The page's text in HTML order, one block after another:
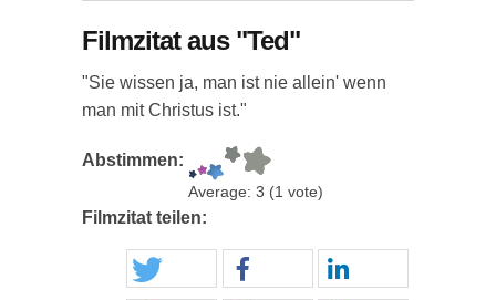
Filmzitat aus "Ted"
"Sie wissen ja, man ist nie allein' wenn
man mit Christus ist."
Abstimmen:
Average: 3 (1 vote)
Filmzitat teilen: